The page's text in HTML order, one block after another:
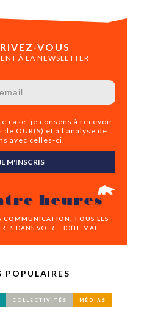
VOUS
À LA NEWSLETTER
case, je consens à recevoir
OUR(S) et à l'analyse de
avec celles-ci.
M'INSCRIS
heures
COMMUNICATION, TOUS LES
DANS VOTRE BOÎTE MAIL.
POPULAIRES
COLLECTIVITÉS MÉDIAS